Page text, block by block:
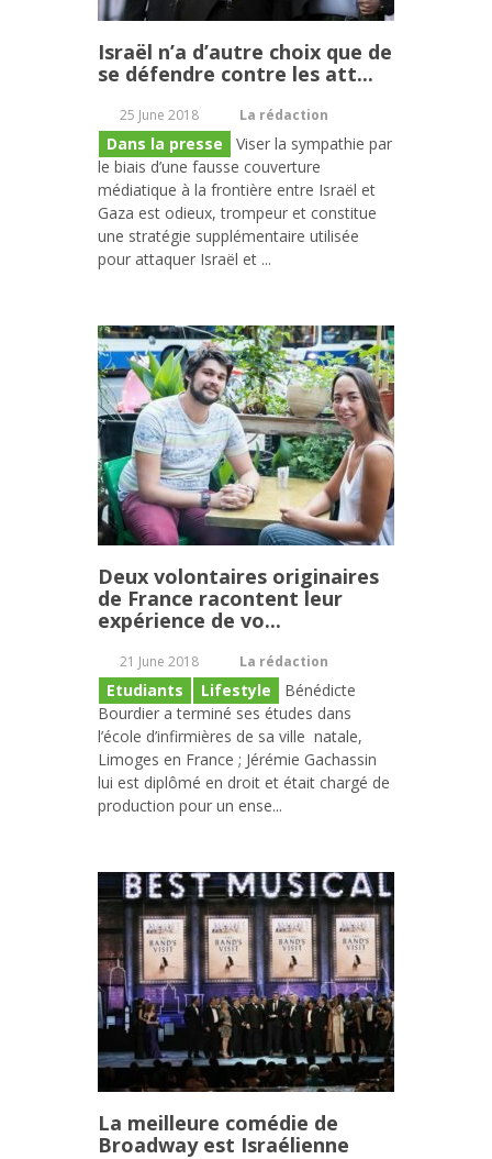
Israël n’a d’autre choix que de
se défendre contre les att...
25 June 2018 La rédaction
Dans la presse
Viser la sympathie par
le biais d’une fausse couverture
médiatique à la frontière entre Israël et
Gaza est odieux, trompeur et constitue
une stratégie supplémentaire utilisée
pour attaquer Israël et ...
Deux volontaires originaires
de France racontent leur
expérience de vo...
21 June 2018 La rédaction
Etudiants Lifestyle
Bénédicte
Bourdier a terminé ses études dans
l’école d’infirmières de sa ville natale,
Limoges en France ; Jérémie Gachassin
lui est diplômé en droit et était chargé de
production pour un ense...
La meilleure comédie de
Broadway est Israélienne